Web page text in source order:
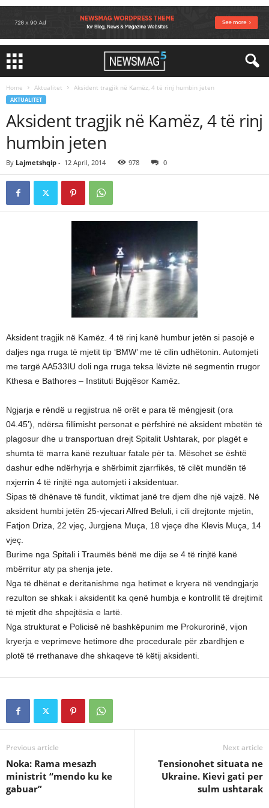
Home Aktualitet Aksident tragjik në Kamëz, 4 të rinj humbin jeten
AKTUALITET
Aksident tragjik në Kamëz, 4 të rinj
humbin jeten
By Lajmetshqip - 12 April, 2014 978 0
Aksident tragjik në Kamëz. 4 të rinj kanë humbur jetën si pasojë e
daljes nga rruga të mjetit tip ‘BMW’ me të cilin udhëtonin. Automjeti
me targë AA533IU doli nga rruga teksa lëvizte në segmentin rrugor
Kthesa e Bathores – Instituti Bujqësor Kamëz.
Ngjarja e rëndë u regjistrua në orët e para të mëngjesit (ora
04.45’), ndërsa fillimisht personat e përfshirë në aksident mbetën të
plagosur dhe u transportuan drejt Spitalit Ushtarak, por plagët e
shumta të marra kanë rezultuar fatale për ta. Mësohet se është
dashur edhe ndërhyrja e shërbimit zjarrfikës, të cilët mundën të
nxjerrin 4 të rinjtë nga automjeti i aksidentuar.
Sipas të dhënave të fundit, viktimat janë tre djem dhe një vajzë. Në
aksident humbi jetën 25-vjecari Alfred Beluli, i cili drejtonte mjetin,
Fatjon Driza, 22 vjeç, Jurgjena Muça, 18 vjeçe dhe Klevis Muça, 14
vjeç.
Burime nga Spitali i Traumës bënë me dije se 4 të rinjtë kanë
mbërritur aty pa shenja jete.
Nga të dhënat e deritanishme nga hetimet e kryera në vendngjarje
rezulton se shkak i aksidentit ka qenë humbja e kontrollit të drejtimit
të mjetit dhe shpejtësia e lartë.
Nga strukturat e Policisë në bashkëpunim me Prokurorinë, vijon
kryerja e veprimeve hetimore dhe procedurale për zbardhjen e
plotë të rrethanave dhe shkaqeve të këtij aksidenti.
Previous article
Noka: Rama mesazh
ministrit “mendo ku ke
gabuar”
Next article
Tensionohet situata ne
Ukraine. Kievi gati per
sulm ushtarak